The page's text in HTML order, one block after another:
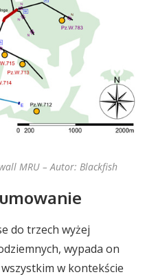
MRU – Autor: Blackfish
do trzech wyżej
wypada on
w kontekście